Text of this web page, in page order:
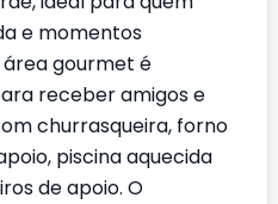
e momentos
área gourmet é
receber amigos e
churrasqueira, forno
piscina aquecida
de apoio. O